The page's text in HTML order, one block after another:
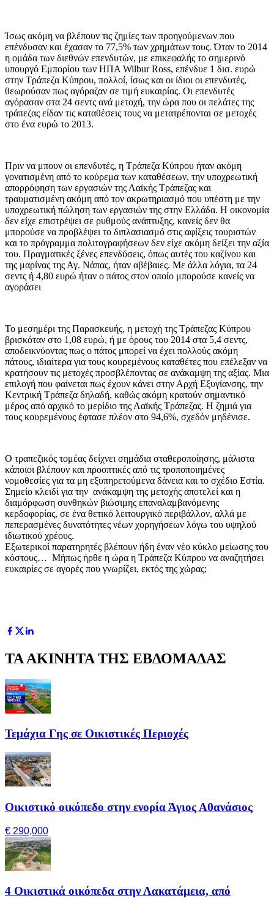
Ίσως ακόμη να βλέπουν τις ζημίες των προηγούμενων που
επένδυσαν και έχασαν το 77,5% των χρημάτων τους. Όταν το 2014
η ομάδα των διεθνών επενδυτών, με επικεφαλής το σημερινό
υπουργό Εμπορίου των ΗΠΑ Wilbur Ross, επένδυε 1 δισ. ευρώ
στην Τράπεζα Κύπρου, πολλοί, ίσως και οι ίδιοι οι επενδυτές,
θεωρούσαν πως αγόραζαν σε τιμή ευκαιρίας. Οι επενδυτές
αγόρασαν στα 24 σεντς ανά μετοχή, την ώρα που οι πελάτες της
τράπεζας είδαν τις καταθέσεις τους να μετατρέπονται σε μετοχές
στο ένα ευρώ το 2013.
Πριν να μπουν οι επενδυτές, η Τράπεζα Κύπρου ήταν ακόμη
γονατισμένη από το κούρεμα των καταθέσεων, την υποχρεωτική
απορρόφηση των εργασιών της Λαϊκής Τράπεζας και
τραυματισμένη ακόμη από τον ακρωτηριασμό που υπέστη με την
υποχρεωτική πώληση των εργασιών της στην Ελλάδα. Η οικονομία
δεν είχε επιστρέψει σε ρυθμούς ανάπτυξης, κανείς δεν θα
μπορούσε να προβλέψει το διπλασιασμό στις αφίξεις τουριστών
και το πρόγραμμα πολιτογραφήσεων δεν είχε ακόμη δείξει την αξία
του. Πραγματικές ξένες επενδύσεις, όπως αυτές του καζίνου και
της μαρίνας της Αγ. Νάπας, ήταν αβέβαιες. Με άλλα λόγια, τα 24
σεντς ή 4,80 ευρώ ήταν ο πάτος στον οποίο μπορούσε κανείς να
αγοράσει
Το μεσημέρι της Παρασκευής, η μετοχή της Τράπεζας Κύπρου
βρισκόταν στο 1,08 ευρώ, ή με όρους του 2014 στα 5,4 σεντς,
αποδεικνύοντας πως ο πάτος μπορεί να έχει πολλούς ακόμη
πάτους, ιδιαίτερα για τους κουρεμένους καταθέτες που επέλεξαν να
κρατήσουν τις μετοχές προσβλέποντας σε ανάκαμψη της αξίας. Μια
επιλογή που φαίνεται πως έχουν κάνει στην Αρχή Εξυγίανσης, την
Κεντρική Τράπεζα δηλαδή, καθώς ακόμη κρατούν σημαντικό
μέρος από αρχικό το μερίδιο της Λαϊκής Τράπεζας. Η ζημιά για
τους κουρεμένους έφτασε πλέον στο 94,6%, σχεδόν μηδένισε.
Ο τραπεζικός τομέας δείχνει σημάδια σταθεροποίησης, μάλιστα
κάποιοι βλέπουν και προοπτικές από τις τροποποιημένες
νομοθεσίες για τα μη εξυπηρετούμενα δάνεια και το σχέδιο Εστία.
Σημείο κλειδί για την ανάκαμψη της μετοχής αποτελεί και η
διαμόρφωση συνθηκών βιώσιμης επαναλαμβανόμενης
κερδοφορίας, σε ένα θετικό λειτουργικό περιβάλλον, αλλά με
πεπερασμένες δυνατότητες νέων χορηγήσεων λόγω του υψηλού
ιδιωτικού χρέους.
Εξωτερικοί παρατηρητές βλέπουν ήδη έναν νέο κύκλο μείωσης του
κόστους… Μήπως ήρθε η ώρα η Τράπεζα Κύπρου να αναζητήσει
ευκαιρίες σε αγορές που γνωρίζει, εκτός της χώρας;
ΤΑ ΑΚΙΝΗΤΑ ΤΗΣ ΕΒΔΟΜΑΔΑΣ
Τεμάχια Γης σε Οικιστικές Περιοχές
Οικιστικό οικόπεδο στην ενορία Άγιος Αθανάσιος
€ 290,000
4 Οικιστικά οικόπεδα στην Λακατάμεια, από